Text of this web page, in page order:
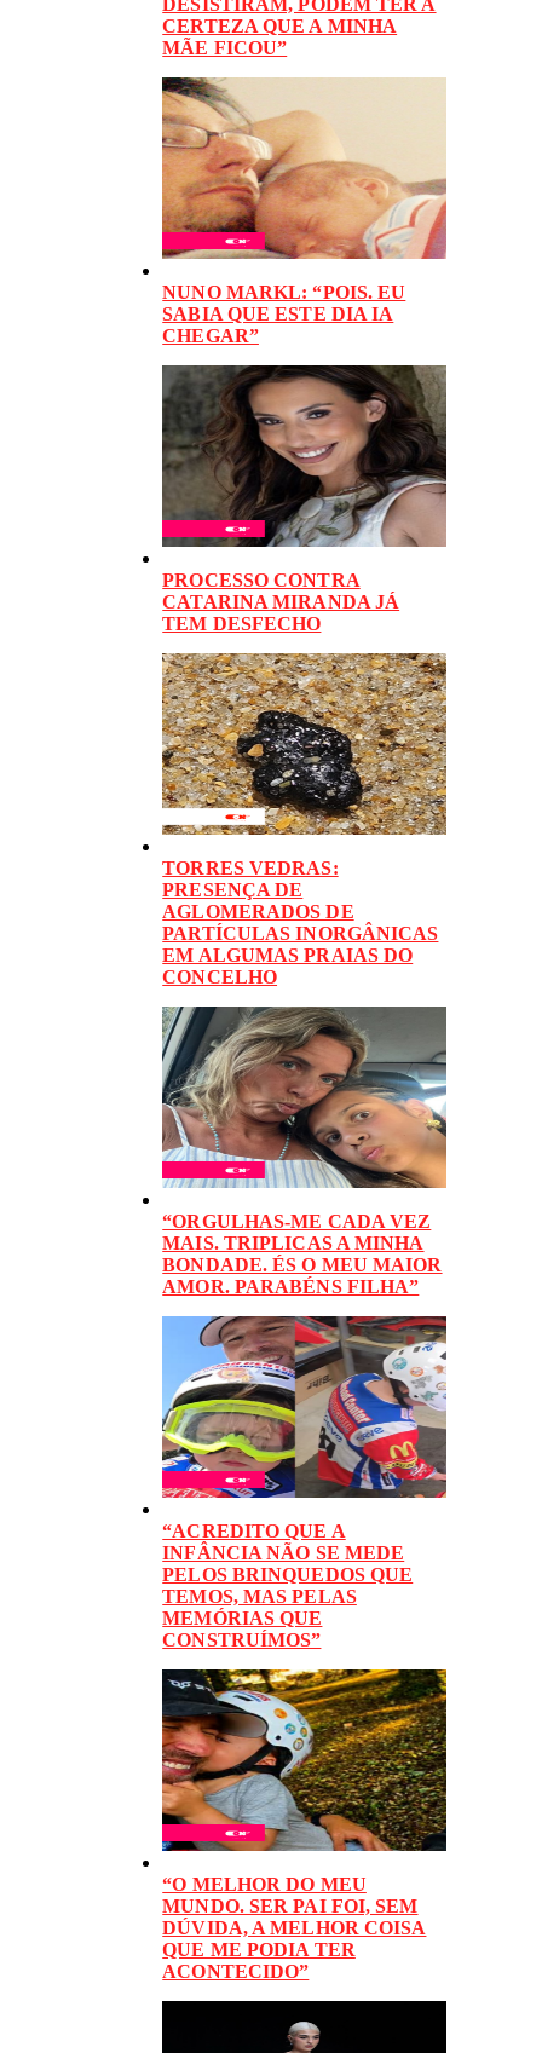
DESISTIRAM, PODEM TER A
CERTEZA QUE A MINHA
MÃE FICOU”
NUNO MARKL: “POIS. EU
SABIA QUE ESTE DIA IA
CHEGAR”
PROCESSO CONTRA
CATARINA MIRANDA JÁ
TEM DESFECHO
TORRES VEDRAS:
PRESENÇA DE
AGLOMERADOS DE
PARTÍCULAS INORGÂNICAS
EM ALGUMAS PRAIAS DO
CONCELHO
“ORGULHAS-ME CADA VEZ
MAIS. TRIPLICAS A MINHA
BONDADE. ÉS O MEU MAIOR
AMOR. PARABÉNS FILHA”
“ACREDITO QUE A
INFÂNCIA NÃO SE MEDE
PELOS BRINQUEDOS QUE
TEMOS, MAS PELAS
MEMÓRIAS QUE
CONSTRUÍMOS”
“O MELHOR DO MEU
MUNDO. SER PAI FOI, SEM
DÚVIDA, A MELHOR COISA
QUE ME PODIA TER
ACONTECIDO”